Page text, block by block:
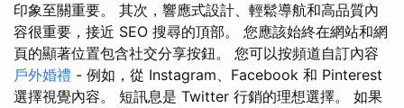
印象至關重要。 其次，響應式設計、輕鬆導航和高品質內
容很重要，接近 SEO 搜尋的頂部。 您應該始終在網站和網
頁的顯著位置包含社交分享按鈕。 您可以按頻道自訂內容
戶外婚禮 - 例如，從 Instagram、Facebook 和 Pinterest
選擇視覺內容。 短訊息是 Twitter 行銷的理想選擇。 如果